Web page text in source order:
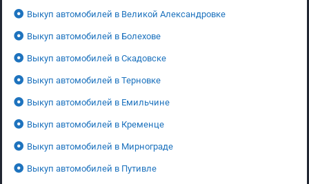
Выкуп автомобилей в Великой Александровке
Выкуп автомобилей в Болехове
Выкуп автомобилей в Скадовске
Выкуп автомобилей в Терновке
Выкуп автомобилей в Емильчине
Выкуп автомобилей в Кременце
Выкуп автомобилей в Мирнограде
Выкуп автомобилей в Путивле